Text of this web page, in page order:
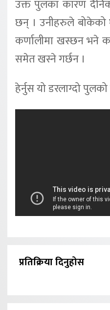
उक्त पुलका कारण
छन् । उनीहरुले बोकेको
कर्णालीमा खस्छन भने
समेत खस्ने गर्छन ।
हेर्नुस यो डरलाग्दो
प्रतिक्रिया दिनुहोस